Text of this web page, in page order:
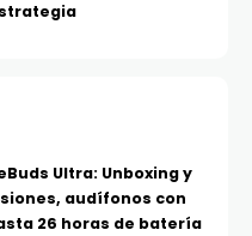
Ultra: Unboxing y
audífonos con
26 horas de batería